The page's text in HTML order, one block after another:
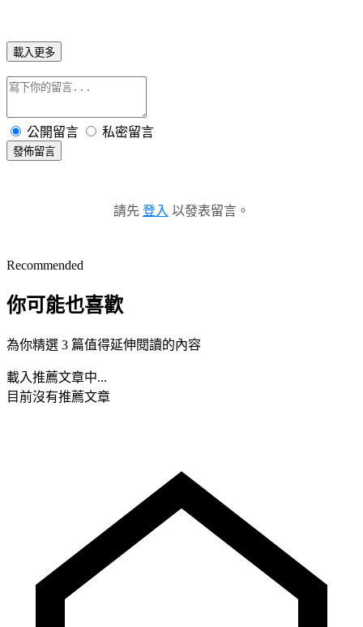
載入更多
公開留言 私密留言
發佈留言
請先 登入 以發表留言。
Recommended
你可能也喜歡
為你精選 3 篇值得延伸閱讀的內容
載入推薦文章中...
目前沒有推薦文章